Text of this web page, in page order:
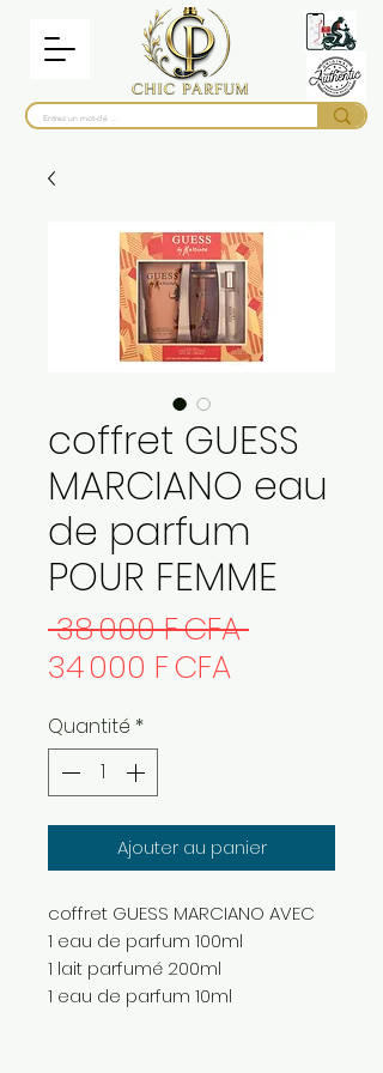
coffret GUESS
MARCIANO eau
de parfum
POUR FEMME
38 000 F CFA Prix
34 000 F CFAPrix
Quantité *
Ajouter au panier
coffret GUESS MARCIANO AVEC
1 eau de parfum 100ml
1 lait parfumé 200ml
1 eau de parfum 10ml